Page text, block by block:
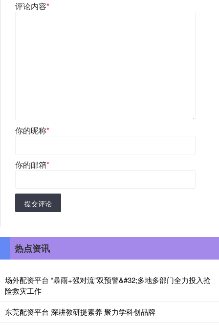
评论内容*
你的昵称*
你的邮箱*
提交评论
热点资讯
场外配资平台 “暴雨+强对流”双预警&#32;多地多部门全力投入抢
险救灾工作
东莞配资平台 深耕教研提素养 聚力学科创品牌